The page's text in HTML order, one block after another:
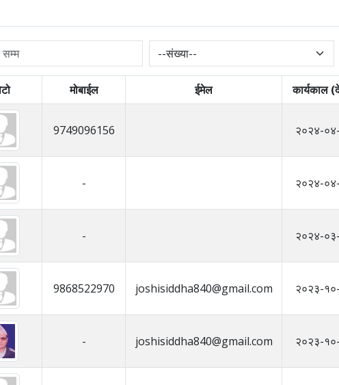
मोबाईल ईमेल कार्यकाल
9749096156 २०२४-
- २०२४-
- २०२४-
9868522970 joshisiddha840@gmail.com २०२३-
- joshisiddha840@gmail.com २०२३-